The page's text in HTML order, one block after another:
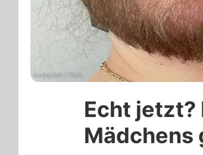
Instagram / finch
Echt jetzt?
Mädchens